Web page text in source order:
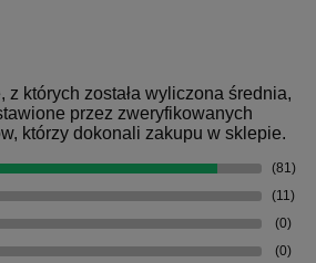
z których została wyliczona średnia,
przez zweryfikowanych
którzy dokonali zakupu w sklepie.
(81)
(11)
(0)
(0)